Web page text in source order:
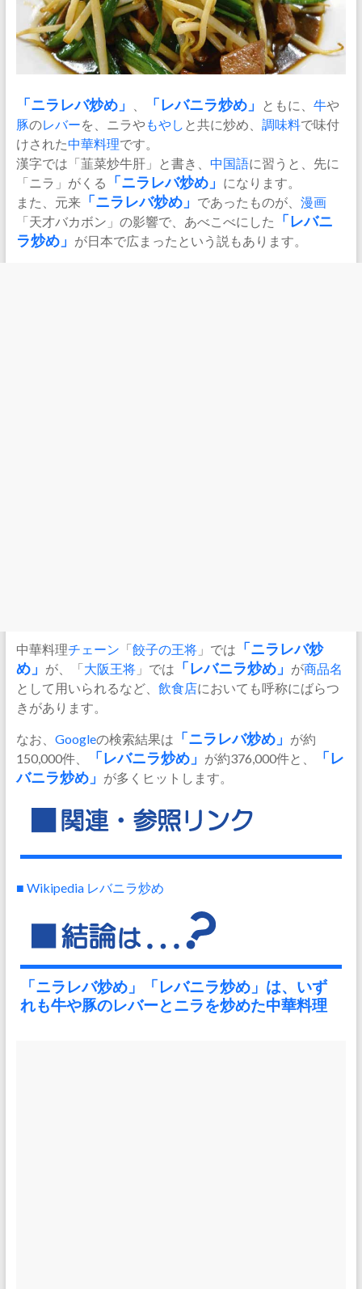
「 ニラ レバ炒め」 「レバニラ炒め」 ともに、 牛や
豚のレバーを、ニラやもやし と共に炒め、 調味料で味付
けされた中華料理です。
漢字では「韮菜炒牛肝」と書き、 中国語に習うと、先に
「ニラ」がくる
「ニラレバ炒め」 になります。
また、元来「ニラレバ炒め」 であったものが、 漫画
「天才バカボン」の影響で、あべこべにした
「レバニ
ラ炒め」 が日本で広まったという説もあります。
中華料理チェーン 「餃子の王将」では 「ニラレバ炒
め」 が、「大阪王将」では 「レバニラ炒め」 が商品名
として用いられるなど、 飲食店においても呼称にばらつ
きがあります。
なお、 Googleの検索結果は 「ニラレバ炒め」 が約
150,000件、
「レバニラ炒め」 が約376,000件と、
「レ
バニラ炒め」 が多くヒットします。
■ Wikipedia レバニラ炒め
「ニラレバ炒め」「レバニラ炒め」は、いず
れも牛や豚のレバーとニラを炒めた中華料理